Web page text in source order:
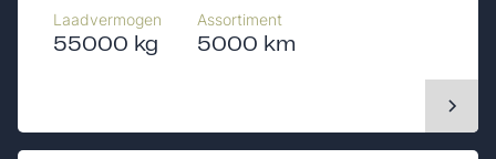
Laadvermogen
55000 kg
Assortiment
5000 km